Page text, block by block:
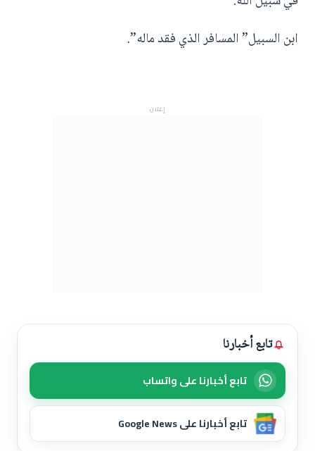
ابن السبيل” المسافر الذي فقد ماله”.
إعلان
تابع أخبارنا
تابع أخبارنا على واتساب
تابع أخبارنا على Google News